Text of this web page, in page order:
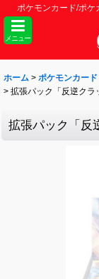
ポケモンカード/ポ
メニュー
ホーム > ポケモンカード
> 拡張パック「反逆クラ
拡張パック「反